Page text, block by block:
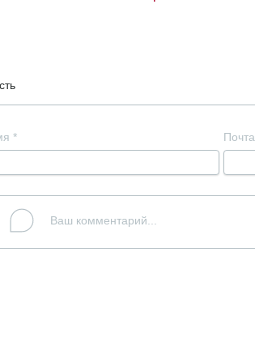
* Почта